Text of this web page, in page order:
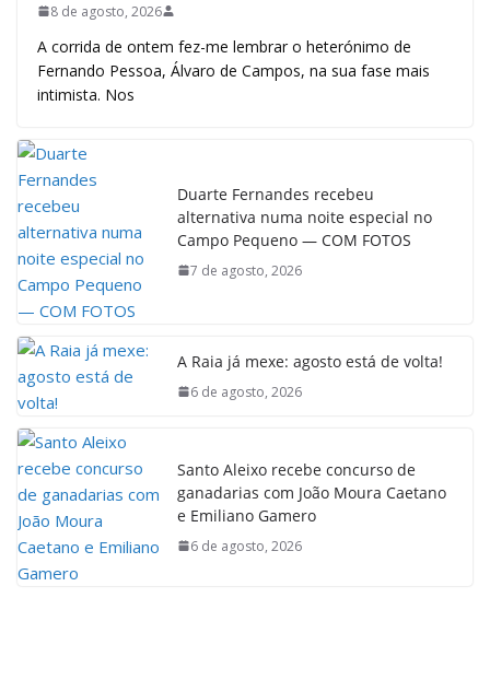
8 de agosto, 2026
A corrida de ontem fez-me lembrar o heterónimo de
Fernando Pessoa, Álvaro de Campos, na sua fase mais
intimista. Nos
Duarte Fernandes recebeu
alternativa numa noite especial no
Campo Pequeno — COM FOTOS
7 de agosto, 2026
A Raia já mexe: agosto está de volta!
6 de agosto, 2026
Santo Aleixo recebe concurso de
ganadarias com João Moura Caetano
e Emiliano Gamero
6 de agosto, 2026